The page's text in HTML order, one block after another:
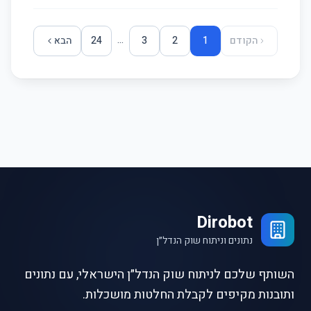
הקודם 1
2
3
...
24 הבא
Dirobot
נתונים וניתוח שוק הנדל״ן
השותף שלכם לניתוח שוק הנדל״ן הישראלי, עם נתונים
ותובנות מקיפים לקבלת החלטות מושכלות.